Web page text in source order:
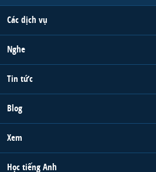
Các dịch vụ
Nghe
Tin tức
Blog
Xem
Học tiếng Anh